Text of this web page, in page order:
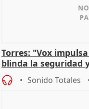
Torres: "Vox
blinda la seguridad
control"
Sonido Totales